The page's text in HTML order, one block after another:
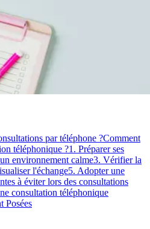
par téléphone ?Comment
téléphonique ?1. Préparer ses
environnement calme3. Vérifier la
l'échange5. Adopter une
à éviter lors des consultations
consultation téléphonique
Posées